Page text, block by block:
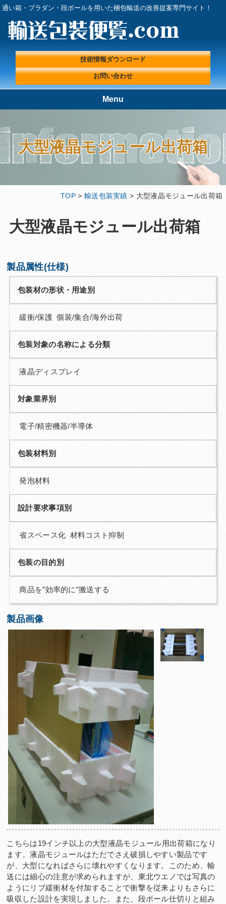
通い箱・プラダン・段ボールを用いた梱包輸送の改善提案専門サイト！
技術情報ダウンロード
お問い合わせ
Menu
輸送包装実績
輸送包装プロフェッショナルに
よる『輸送包装・梱包 改善ラ
輸送包装便覧の取扱製品 輸送包装エンジニアコラム
プライバシーポリシー 会社概要
大型液晶モジュール出荷箱
TOP > 輸送包装実績 > 大型液晶モジュール出荷箱
大型液晶モジュール出荷箱
製品属性(仕様)
包装材の形状・用途別
緩衝/保護 個装/集合/海外出荷
包装対象の名称による分類
液晶ディスプレイ
対象業界別
電子/精密機器/半導体
包装材料別
発泡材料
設計要求事項別
省スペース化 材料コスト抑制
包装の目的別
商品を”効率的に”搬送する
製品画像
こちらは19インチ以上の大型液晶モジュール用出荷箱になり
ます。液晶モジュールはただでさえ破損しやすい製品です
が、大型になればさらに壊れやすくなります。このため、輸
送には細心の注意が求められますが、東北ウエノでは写真の
ようにリブ緩衝材を付加することで衝撃を従来よりもさらに
吸収した設計を実現しました。また、段ボール仕切りと組み